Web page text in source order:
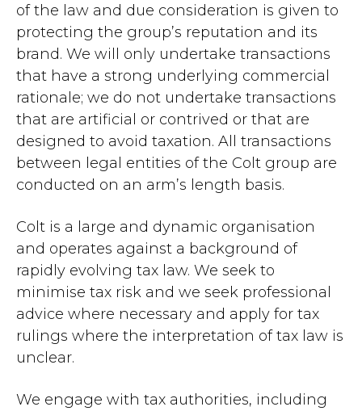
of the law and due consideration is given to
protecting the group’s reputation and its
brand. We will only undertake transactions
that have a strong underlying commercial
rationale; we do not undertake transactions
that are artificial or contrived or that are
designed to avoid taxation. All transactions
between legal entities of the Colt group are
conducted on an arm’s length basis.
Colt is a large and dynamic organisation
and operates against a background of
rapidly evolving tax law. We seek to
minimise tax risk and we seek professional
advice where necessary and apply for tax
rulings where the interpretation of tax law is
unclear.
We engage with tax authorities, including